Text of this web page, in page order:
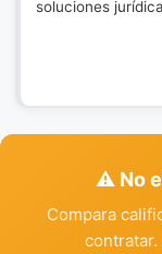
soluciones
⚠️ No
Compara